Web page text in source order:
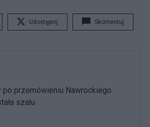
Udostępnij Skomentuj
po przemówieniu Nawrockiego.
szału